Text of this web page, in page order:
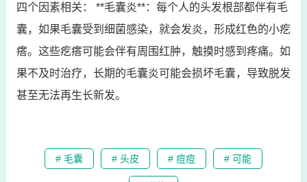
四个因素相关： **毛囊炎**：每个人的头发根部都伴有毛
囊，如果毛囊受到细菌感染，就会发炎，形成红色的小疙
瘩。这些疙瘩可能会伴有周围红肿，触摸时感到疼痛。如
果不及时治疗，长期的毛囊炎可能会损坏毛囊，导致脱发
甚至无法再生长新发。
# 毛囊 # 头皮 # 痘痘 # 可能